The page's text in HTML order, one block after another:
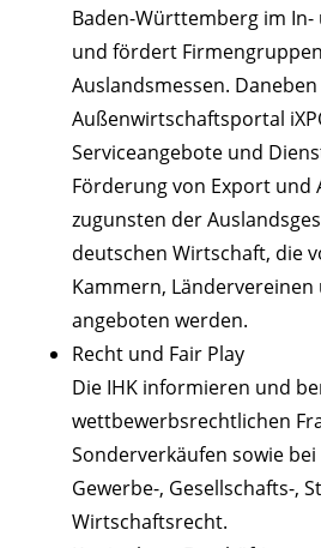
Baden-Württemberg im
und fördert
Auslandsmessen.
Außenwirtschaftsportal
Serviceangebote und
Förderung von Export und
zugunsten der
deutschen Wirtschaft, die
Kammern,
angeboten werden.
Recht und Fair Play
Die IHK informieren und
wettbewerbsrechtlichen
Sonderverkäufen sowie bei
Gewerbe-, Gesellschafts-,
Wirtschaftsrecht.